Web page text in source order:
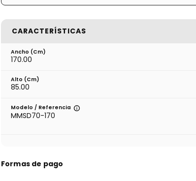
CARACTERÍSTICAS
Ancho (cm)
170.00
Alto (cm)
85.00
Modelo / Referencia
MMSD70-170
Formas de pago